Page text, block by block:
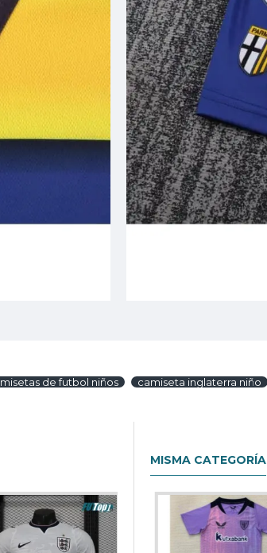
de futbol niños camiseta inglaterra niño
MISMA CATEGORÍA